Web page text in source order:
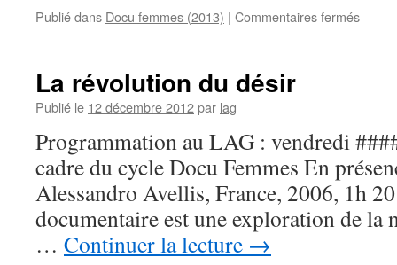
Publié dans Docu femmes (2013) | Commentaires ferméssur
La révolution du désir
Publié le 12 décembre 2012par lag
Programmation au LAG : vendredi
cadre du cycle Docu Femmes En
Alessandro Avellis, France, 2006, 1h
documentaire est une exploration de la
… Continuer la lecture →